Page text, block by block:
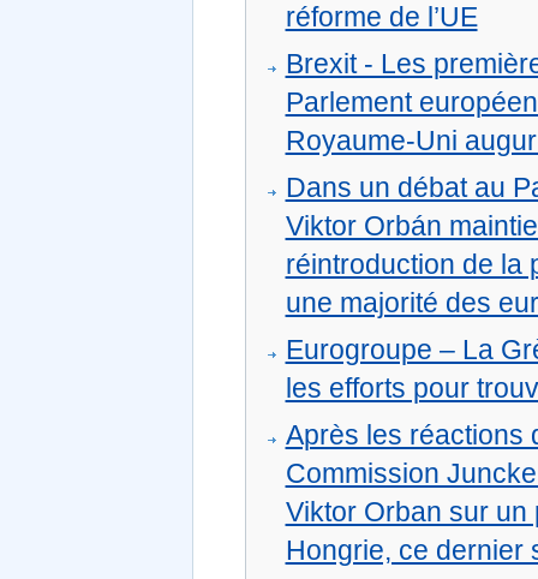
réforme de l’UE
Brexit - Les
Parlement
Royaume-Uni
Dans un débat au
Viktor Orbán
réintroduction de la
une majorité des
Eurogroupe – La
les efforts pour
Après les réactions
Commission
Viktor Orban sur un
Hongrie, ce dernier